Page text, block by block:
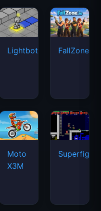
Lightbot FallZone.io
Moto
X3M